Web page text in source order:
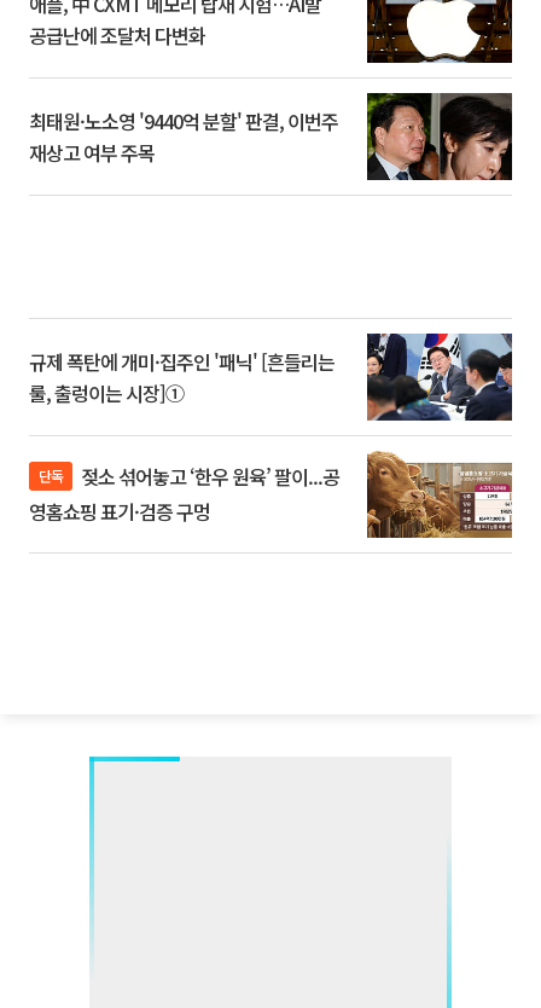
공급난에 조달처 다변화
최태원·노소영 '9440억 분할' 판결, 이번주
재상고 여부 주목
규제 폭탄에 개미·집주인 '패닉' [흔들리는
룰, 출렁이는 시장]①
단독
영홈쇼핑 표기·검증 구멍